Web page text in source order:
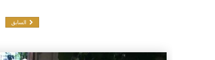
السابق